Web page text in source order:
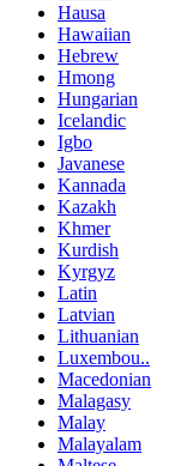
Hausa
Hawaiian
Hebrew
Hmong
Hungarian
Icelandic
Igbo
Javanese
Kannada
Kazakh
Khmer
Kurdish
Kyrgyz
Latin
Latvian
Lithuanian
Luxembou..
Macedonian
Malagasy
Malay
Malayalam